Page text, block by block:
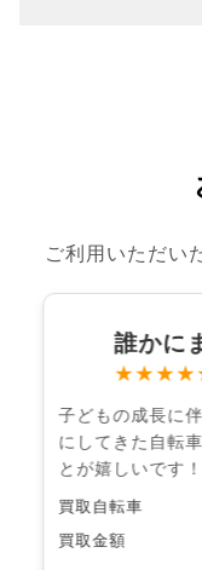
ご利用いただい
誰かに
子どもの成長に
にしてきた自転
とが嬉しいです！
買取自転車
買取金額